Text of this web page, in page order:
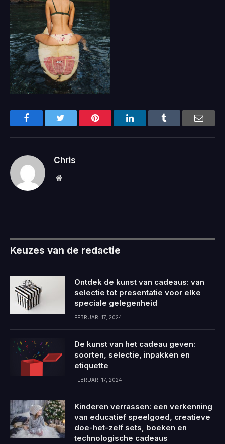
Facebook Pinterest LinkedIn Email
Chris
Website
Keuzes van de redactie
Ontdek de kunst van cadeaus: van
selectie tot presentatie voor elke
speciale gelegenheid
FEBRUARI 17, 2024
De kunst van het cadeau geven:
soorten, selectie, inpakken en
etiquette
FEBRUARI 17, 2024
Kinderen verrassen: een verkenning
van educatief speelgoed, creatieve
doe-het-zelf sets, boeken en
technologische cadeaus